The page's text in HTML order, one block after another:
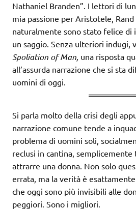
Nathaniel Branden”. I lettori di
mia passione per Aristotele,
naturalmente sono stato felice di
un saggio. Senza ulteriori indugi,
Spoliation of Man, una risposta
all’assurda narrazione che si sta
uomini di oggi.
Si parla molto della crisi degli
narrazione comune tende a
problema di uomini soli,
reclusi in cantina,
attrarre una donna. Non solo
errata, ma la verità è
che oggi sono più invisibili alle
peggiori. Sono i migliori.